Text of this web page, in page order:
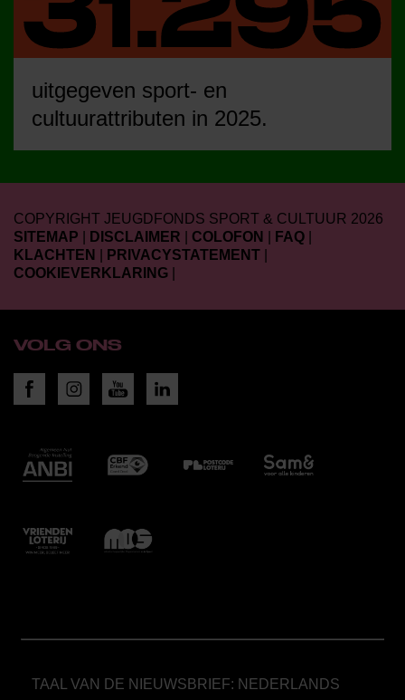
uitgegeven sport- en
cultuurattributen in 2025.
COPYRIGHT JEUGDFONDS SPORT & CULTUUR 2026
SITEMAP
DISCLAIMER COLOFON FAQ
KLACHTEN
PRIVACYSTATEMENT
COOKIEVERKLARING
VOLG ONS
TAAL VAN DE NIEUWSBRIEF: NEDERLANDS